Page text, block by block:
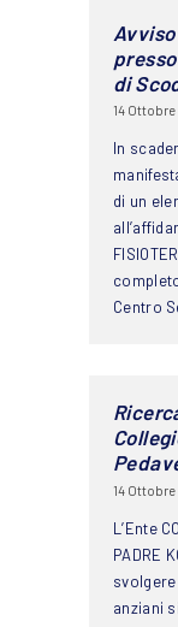
di
14
In
di un
Centro
14
L’Ente
PADRE
anziani